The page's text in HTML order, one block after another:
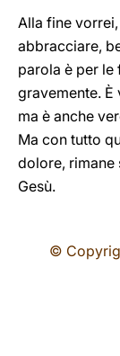
Alla fine
abbracciare,
parola è per
gravemente. È
ma è anche
Ma con tutto
dolore, rimane
Gesù.
©